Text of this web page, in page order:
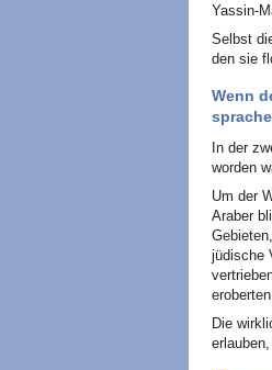
Yassin-
Selbst
den sie
Wenn
In der
worden
Um der
Araber
jüdische
Die